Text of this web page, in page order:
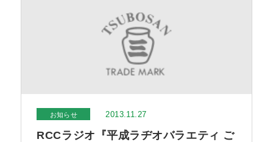
お知らせ 2013.11.27
RCCラジオ『平成ラヂオバラエティ ご